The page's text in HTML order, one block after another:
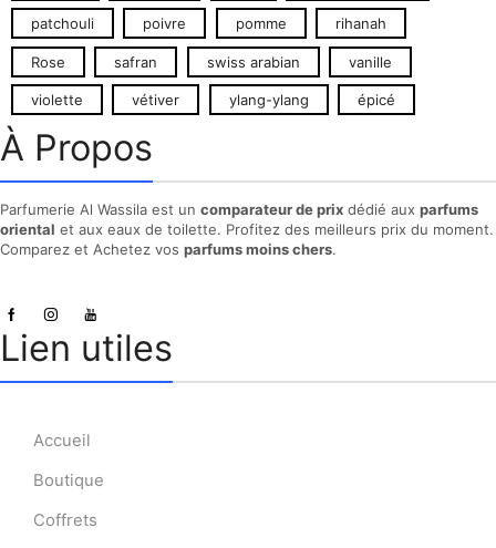
patchouli poivre pomme rihanah
Rose safran swiss arabian vanille
violette vétiver ylang-ylang épicé
À Propos
Parfumerie Al Wassila est un comparateur de prix dédié aux parfums
oriental et aux eaux de toilette. Profitez des meilleurs prix du moment.
Comparez et Achetez vos parfums moins chers.
Lien utiles
Accueil
Boutique
Coffrets